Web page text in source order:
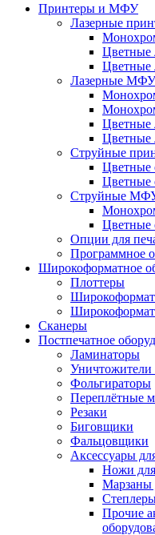
Принтеры и МФУ
Лазерные
Цветные
Цветные
Лазерные МФУ
Струйные
Цветные
Цветные
Струйные
Опции для
Программное
Широкоформатное
Плоттеры
Сканеры
Постпечатное
Ламинаторы
Фольгираторы
Переплётные
Резаки
Биговщики
Фальцовщики
Аксессуары
Ножи для
Марзаны
Прочие